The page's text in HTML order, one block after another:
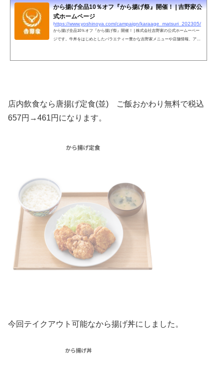
から揚げ全品10％オフ『から揚げ祭』開催！ | 吉野家公
式ホームページ
https://www.yoshinoya.com/campaign/karaage_matsuri_202305/
から揚げ全品10％オフ『から揚げ祭』開催！ | 株式会社吉野家の公式ホームーペー
ジです。牛丼をはじめとしたバラエティー豊かな吉野家メニューや店舗情報、アル
店内飲食なら唐揚げ定食(並) ご飯おかわり無料で税込
657円→461円になります。
今回テイクアウト可能なから揚げ丼にしました。